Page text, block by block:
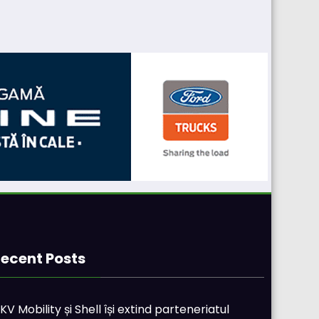
Posts
Mobility și Shell își extind parteneriatul